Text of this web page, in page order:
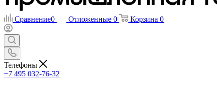
Сравнение0 Отложенные 0 Корзина 0
Телефоны
+7 495 032-76-32